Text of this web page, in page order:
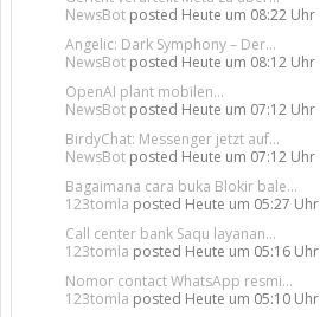
NewsBot posted Heute um 08:22 Uhr
Angelic: Dark Symphony – Der...
NewsBot posted Heute um 08:12 Uhr
OpenAI plant mobilen...
NewsBot posted Heute um 07:12 Uhr
BirdyChat: Messenger jetzt auf...
NewsBot posted Heute um 07:12 Uhr
Bagaimana cara buka Blokir bale...
123tomla posted Heute um 05:27 Uhr
Call center bank Saqu layanan...
123tomla posted Heute um 05:16 Uhr
Nomor contact WhatsApp resmi...
123tomla posted Heute um 05:10 Uhr